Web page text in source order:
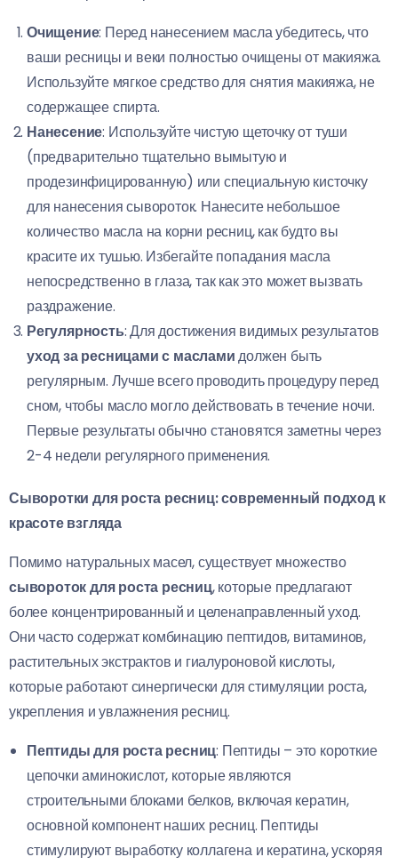
Очищение: Перед нанесением масла убедитесь, что
ваши ресницы и веки полностью очищены от макияжа.
Используйте мягкое средство для снятия макияжа, не
содержащее спирта.
Нанесение: Используйте чистую щеточку от туши
(предварительно тщательно вымытую и
продезинфицированную) или специальную кисточку
для нанесения сывороток. Нанесите небольшое
количество масла на корни ресниц, как будто вы
красите их тушью. Избегайте попадания масла
непосредственно в глаза, так как это может вызвать
раздражение.
Регулярность: Для достижения видимых результатов
уход за ресницами с масламидолжен быть
регулярным. Лучше всего проводить процедуру перед
сном, чтобы масло могло действовать в течение ночи.
Первые результаты обычно становятся заметны через
2-4 недели регулярного применения.
Сыворотки для роста ресниц: современный подход к
красоте взгляда
Помимо натуральных масел, существует множество
сывороток для роста ресниц, которые предлагают
более концентрированный и целенаправленный уход.
Они часто содержат комбинацию пептидов, витаминов,
растительных экстрактов и гиалуроновой кислоты,
которые работают синергически для стимуляции роста,
укрепления и увлажнения ресниц.
Пептиды для роста ресниц: Пептиды – это короткие
цепочки аминокислот, которые являются
строительными блоками белков, включая кератин,
основной компонент наших ресниц. Пептиды
стимулируют выработку коллагена и кератина, ускоряя